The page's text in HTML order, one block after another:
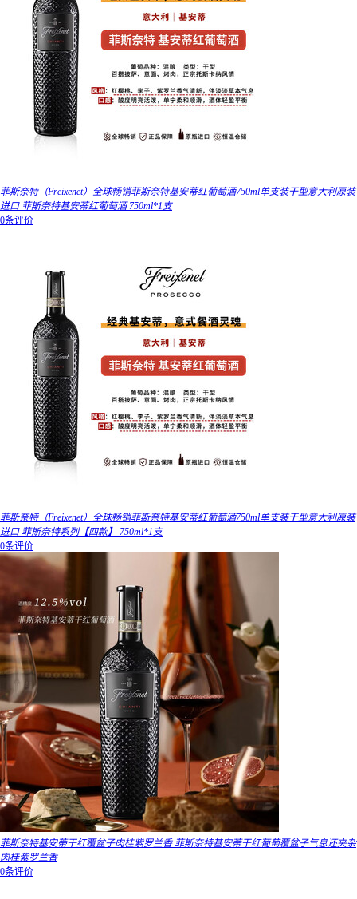
菲斯奈特（Freixenet）全球畅销菲斯奈特基安蒂红葡萄酒750ml单支装干型意大利原装
进口 菲斯奈特基安蒂红葡萄酒 750ml*1支
0条评价
菲斯奈特（Freixenet）全球畅销菲斯奈特基安蒂红葡萄酒750ml单支装干型意大利原装
进口 菲斯奈特系列【四款】 750ml*1支
0条评价
菲斯奈特基安蒂干红覆盆子肉桂紫罗兰香 菲斯奈特基安蒂干红葡萄覆盆子气息还夹杂
肉桂紫罗兰香
0条评价